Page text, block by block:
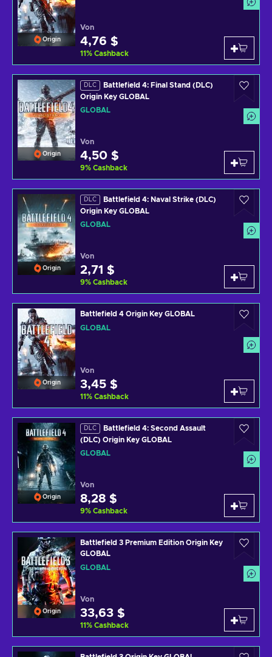
Origin
Von
4,76 $
11% Cashback
Origin
DLC
Battlefield 4: Final Stand (DLC)
Origin Key GLOBAL
GLOBAL
Von
4,50 $
9% Cashback
Origin
DLC
Battlefield 4: Naval Strike (DLC)
Origin Key GLOBAL
GLOBAL
Von
2,71 $
9% Cashback
Origin
Battlefield 4 Origin Key GLOBAL
GLOBAL
Von
3,45 $
11% Cashback
Origin
DLC
Battlefield 4: Second Assault
(DLC) Origin Key GLOBAL
GLOBAL
Von
8,28 $
9% Cashback
Origin
Battlefield 3 Premium Edition Origin Key
GLOBAL
GLOBAL
Von
33,63 $
11% Cashback